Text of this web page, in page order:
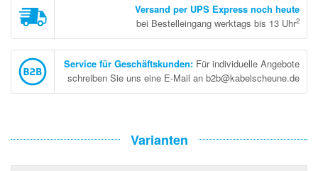
Versand per UPS Express noch heute
bei Bestelleingang werktags bis 13 Uhr2
Service für Geschäftskunden: Für individuelle Angebote
schreiben Sie uns eine E-Mail an b2b@kabelscheune.de
Varianten